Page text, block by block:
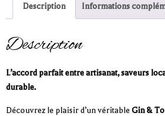
Description Informations
Description
L’accord parfait entre artisanat, saveurs
durable.
Découvrez le plaisir d’un véritable Gin &